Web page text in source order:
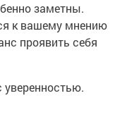
заметны.
к вашему мнению
проявить себя
уверенностью.